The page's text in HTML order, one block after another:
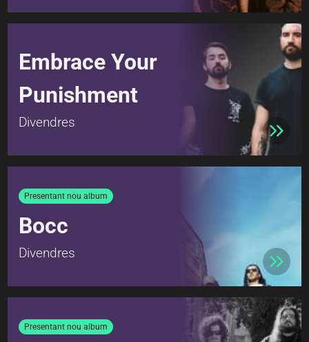
Embrace Your
Punishment
Divendres
Presentant nou album
Bocc
Divendres
Presentant nou album